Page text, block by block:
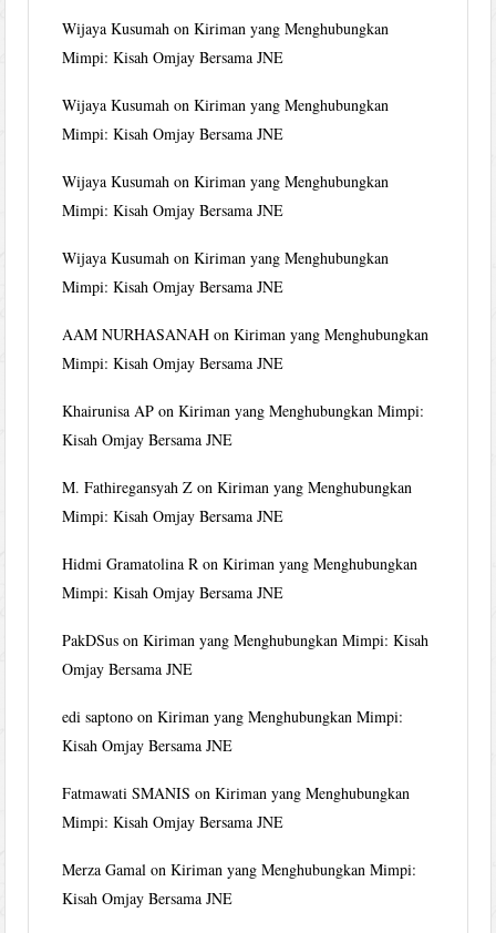
Wijaya Kusumah onKiriman yang Menghubungkan
Mimpi: Kisah Omjay Bersama JNE
Wijaya Kusumah onKiriman yang Menghubungkan
Mimpi: Kisah Omjay Bersama JNE
Wijaya Kusumah onKiriman yang Menghubungkan
Mimpi: Kisah Omjay Bersama JNE
Wijaya Kusumah onKiriman yang Menghubungkan
Mimpi: Kisah Omjay Bersama JNE
AAM NURHASANAH onKiriman yang Menghubungkan
Mimpi: Kisah Omjay Bersama JNE
Khairunisa AP onKiriman yang Menghubungkan Mimpi:
Kisah Omjay Bersama JNE
M. Fathiregansyah Z onKiriman yang Menghubungkan
Mimpi: Kisah Omjay Bersama JNE
Hidmi Gramatolina R onKiriman yang Menghubungkan
Mimpi: Kisah Omjay Bersama JNE
PakDSus onKiriman yang Menghubungkan Mimpi: Kisah
Omjay Bersama JNE
edi saptono onKiriman yang Menghubungkan Mimpi:
Kisah Omjay Bersama JNE
Fatmawati SMANIS onKiriman yang Menghubungkan
Mimpi: Kisah Omjay Bersama JNE
Merza Gamal onKiriman yang Menghubungkan Mimpi:
Kisah Omjay Bersama JNE